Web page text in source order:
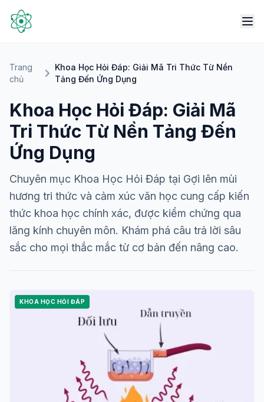
Trang
chủ
Khoa Học Hỏi Đáp: Giải Mã Tri Thức Từ Nền
Tảng Đến Ứng Dụng
Khoa Học Hỏi Đáp: Giải Mã
Tri Thức Từ Nền Tảng Đến
Ứng Dụng
Chuyên mục Khoa Học Hỏi Đáp tại Gợi lên mùi
hương tri thức và cảm xúc văn học cung cấp kiến
thức khoa học chính xác, được kiểm chứng qua
lăng kính chuyên môn. Khám phá câu trả lời sâu
sắc cho mọi thắc mắc từ cơ bản đến nâng cao.
KHOA HỌC HỎI ĐÁP